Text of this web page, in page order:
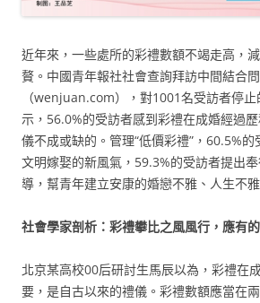
近年來，一些處所的彩禮數額不竭走高，
贅。中國青年報社社會查詢拜訪中間結合
（wenjuan.com），對1001名受訪者停
示，56.0%的受訪者感到彩禮在成婚經過
儀不成或缺的。管理“低價彩禮”，60.5%
文明嫁娶的新風氣，59.3%的受訪者提出
導，幫青年建立安康的婚戀不雅、人生不雅
社會學家剖析：彩禮攀比之風風行，應有
北京某高校00后研討生馬辰以為，彩禮在
要，是自古以來的禮儀。彩禮數額應當在